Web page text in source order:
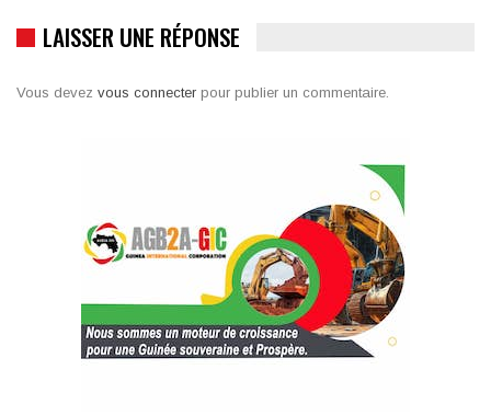
LAISSER UNE RÉPONSE
Vous devez vous connecter pour publier un commentaire.